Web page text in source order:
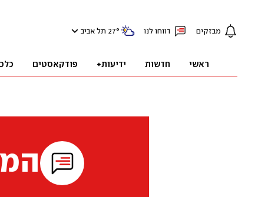
מבזקים דווחו לנו 27° תל אביב
ראשי חדשות ידיעות+ פודקאסטים